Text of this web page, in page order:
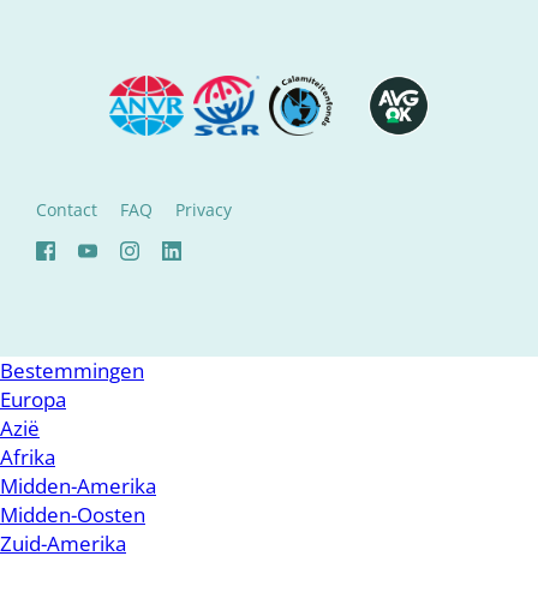
Contact FAQ Privacy
Bestemmingen
Europa
Azië
Afrika
Midden-Amerika
Midden-Oosten
Zuid-Amerika